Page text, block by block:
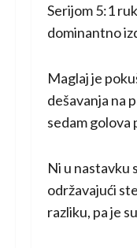
Serijom 5:1
dominantno
Maglaj je
dešavanja na
sedam
Ni u nastavku
održavajući
razliku, pa je